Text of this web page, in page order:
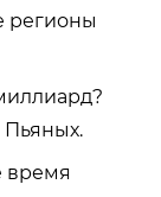
регионы
Пьяных.
время